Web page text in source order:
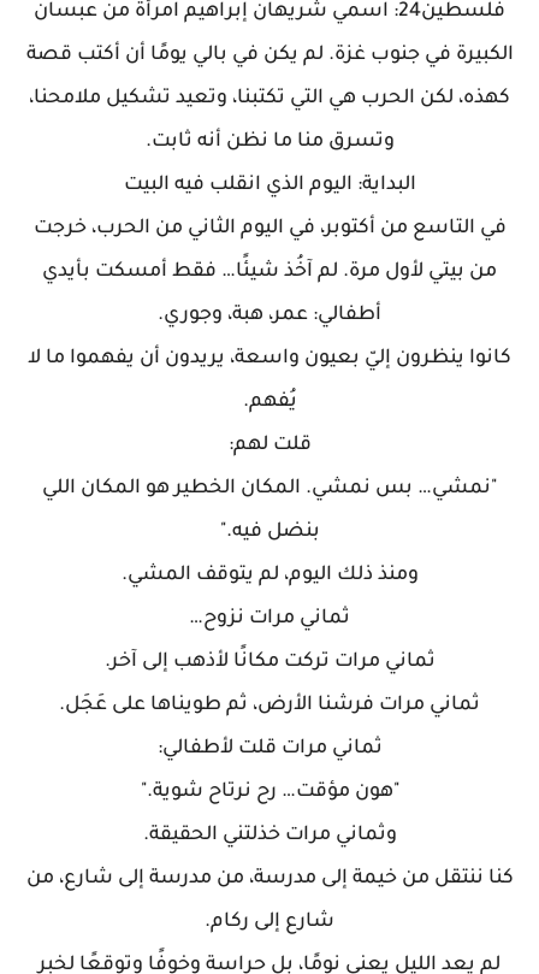
فلسطين24: اسمي شريهان إبراهيم امرأة من عبسان
الكبيرة في جنوب غزة. لم يكن في بالي يومًا أن أكتب قصة
كهذه، لكن الحرب هي التي تكتبنا، وتعيد تشكيل ملامحنا،
وتسرق منا ما نظن أنه ثابت.
البداية: اليوم الذي انقلب فيه البيت
في التاسع من أكتوبر، في اليوم الثاني من الحرب، خرجت
من بيتي لأول مرة. لم آخُذ شيئًا… فقط أمسكت بأيدي
أطفالي: عمر، هبة، وجوري.
كانوا ينظرون إليّ بعيون واسعة، يريدون أن يفهموا ما لا
يُفهم.
قلت لهم:
"نمشي… بس نمشي. المكان الخطير هو المكان اللي
بنضل فيه."
ومنذ ذلك اليوم، لم يتوقف المشي.
ثماني مرات نزوح…
ثماني مرات تركت مكانًا لأذهب إلى آخر.
ثماني مرات فرشنا الأرض، ثم طويناها على عَجَل.
ثماني مرات قلت لأطفالي:
"هون مؤقت… رح نرتاح شوية."
وثماني مرات خذلتني الحقيقة.
كنا ننتقل من خيمة إلى مدرسة، من مدرسة إلى شارع، من
شارع إلى ركام.
لم يعد الليل يعني نومًا، بل حراسة وخوفًا وتوقعًا لخبر